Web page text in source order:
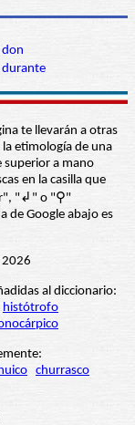
don
durante
te llevarán a otras
etimología de una
superior a mano
en la casilla que
"↲" o "⚲"
de Google abajo es
2026
al diccionario:
histótrofo
churrasco